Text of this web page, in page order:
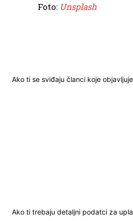
Foto: Unsplash
Ako ti se sviđaju članci koje
Ako ti trebaju detaljni podatci za